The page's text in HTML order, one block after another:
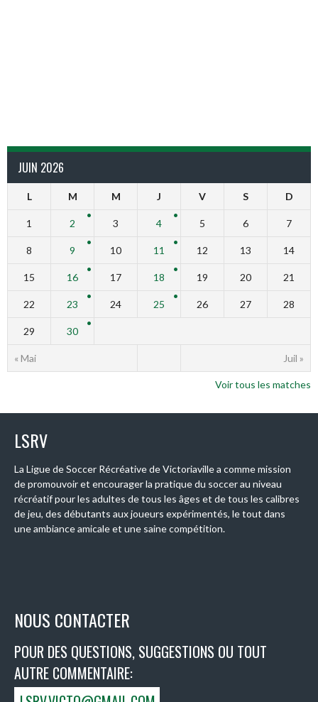
JUIN 2026
L M M J V S D
« Mai Juil »
1 2 3 4 5 6 7
8 9 10 11 12 13 14
15 16 17 18 19 20 21
22 23 24 25 26 27 28
29 30
Voir tous les matches
LSRV
La Ligue de Soccer Récréative de Victoriaville a comme mission
de promouvoir et encourager la pratique du soccer au niveau
récréatif pour les adultes de tous les âges et de tous les calibres
de jeu, des débutants aux joueurs expérimentés, le tout dans
une ambiance amicale et une saine compétition.
NOUS CONTACTER
POUR DES QUESTIONS, SUGGESTIONS OU TOUT
AUTRE COMMENTAIRE: